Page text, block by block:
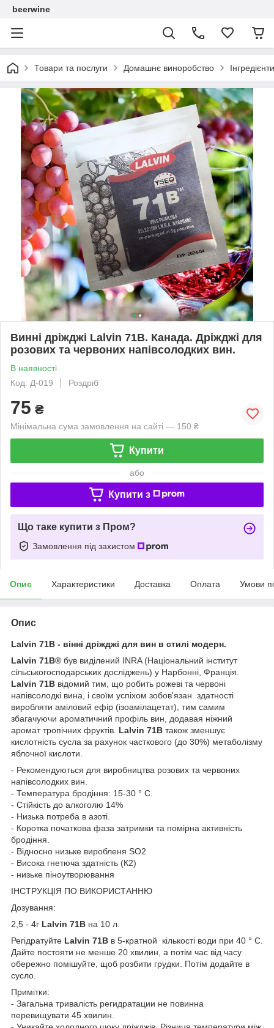
beerwine
Товари та послуги Домашнє виноробство
Винні дріжджі Lalvin 71B. Канада. Дріжджі для
розових та червоних напівсолодких вин.
В наявності
Код: Д-019
Роздріб
75 ₴
Мінімальна сума замовлення на сайті — 150 ₴
Купити
або
Купити з
Що таке купити з Пром?
Замовлення під захистом
Опис Характеристики Доставка Оплата Умови
Опис
Lalvin 71B - вінні дріжджі для вин в стилі модерн.
Lalvin 71B® був виділений INRA (Національний інститут
сільськогосподарських досліджень) у Нарбонні, Франція.
Lalvin 71B відомий тим, що робить рожеві та червоні
напівсолодкі вина, і своїм успіхом зобов'язан здатності
виробляти аміловий ефір (ізоамілацетат), тим самим
збагачуючи ароматичний профіль вин, додавая ніжний
аромат тропічних фруктів. Lalvin 71B також зменшує
кислотність сусла за рахунок часткового (до 30%) метаболізму
яблочної кислоти.
- Рекомендуються для виробництва розових та червоних
напівсолодких вин.
- Температура бродіння: 15-30 ° C.
- Стійкість до алкоголю 14%
- Низька потреба в азоті.
- Коротка початкова фаза затримки та помірна активність
бродіння.
- Відносно низьке виробленя SO2
- Висока гнетюча здатність (К2)
- низьке піноутворювання
ІНСТРУКЦІЯ ПО ВИКОРИСТАННЮ
Дозування:
2,5 - 4г Lalvin 71B на 10 л.
Регідратуйте Lalvin 71B в 5-кратной кількості води при 40 ° C.
Дайте постояти не менше 20 хвилин, а потім час від часу
обережно помішуйте, щоб розбити грудки. Потім додайте в
сусло.
Примітки:
- Загальна тривалість регидратации не повинна
перевищувати 45 хвилин.